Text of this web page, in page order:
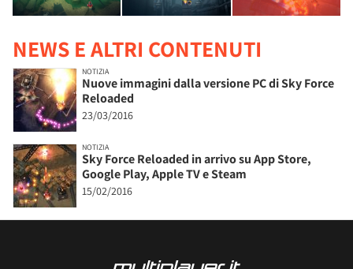
NEWS E ALTRI CONTENUTI
NOTIZIA
Nuove immagini dalla versione PC di Sky Force
Reloaded
23/03/2016
NOTIZIA
Sky Force Reloaded in arrivo su App Store,
Google Play, Apple TV e Steam
15/02/2016